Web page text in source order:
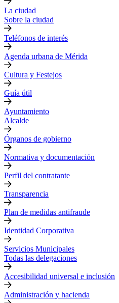
La ciudad
Sobre la ciudad
Teléfonos de interés
Agenda urbana de Mérida
Cultura y Festejos
Guía útil
Ayuntamiento
Alcalde
Órganos de gobierno
Normativa y documentación
Perfil del contratante
Transparencia
Plan de medidas antifraude
Identidad Corporativa
Servicios Municipales
Todas las delegaciones
Accesibilidad universal e inclusión
Administración y hacienda